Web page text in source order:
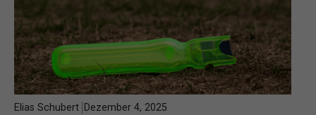
Elias Schubert Dezember 4, 2025